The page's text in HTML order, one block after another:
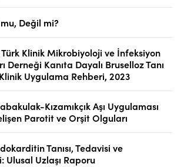
Değil mi?
Klinik Mikrobiyoloji ve İnfeksiyon
Derneği Kanıta Dayalı Bruselloz Tanı
Uygulama Rehberi, 2023
Kızamıkçık Aşı Uygulaması
Parotit ve Orşit Olguları
Tanısı, Tedavisi ve
Ulusal Uzlaşı Raporu